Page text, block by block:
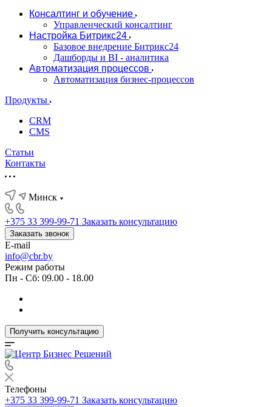
Консалтинг и обучение
Управленческий консалтинг
Настройка Битрикс24
Базовое внедрение Битрикс24
Дашборды и BI - аналитика
Автоматизация процессов
Автоматизация бизнес-процессов
Продукты
CRM
CMS
Статьи
Контакты
Минск
+375 33 399-99-71 Заказать консультацию
Заказать звонок
E-mail
info@cbr.by
Режим работы
Пн - Сб: 09.00 - 18.00
Получить консультацию
Телефоны
+375 33 399-99-71 Заказать консультацию